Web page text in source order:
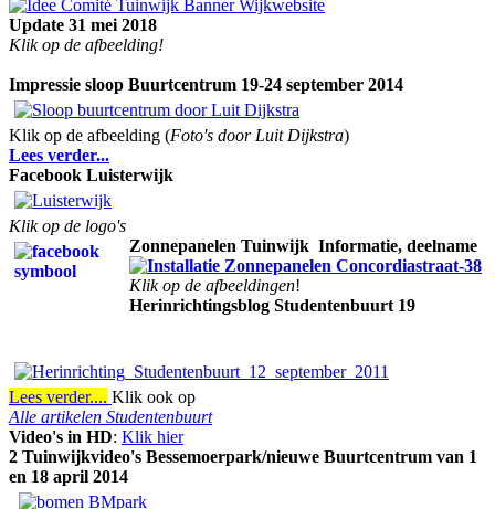
Update 31 mei 2018
Klik op de afbeelding!
Impressie sloop Buurtcentrum 19-24 september 2014
Klik op de afbeelding (Foto's door Luit Dijkstra)
Lees verder...
Facebook Luisterwijk
Klik op de logo's
Zonnepanelen Tuinwijk Informatie, deelname
Klik op de afbeeldingen!
Herinrichtingsblog Studentenbuurt 19
Lees verder.... Klik ook op
Alle artikelen Studentenbuurt
Video's in HD: Klik hier
2 Tuinwijkvideo's Bessemoerpark/nieuwe Buurtcentrum van 1
en 18 april 2014